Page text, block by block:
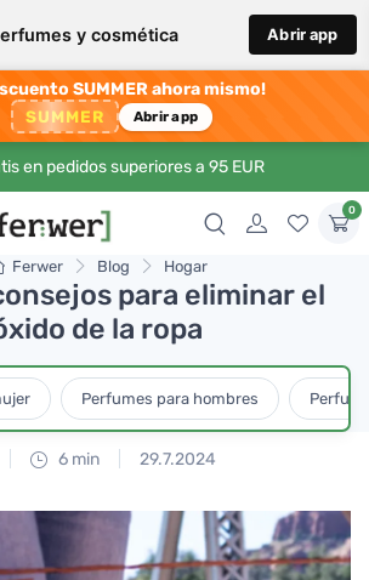
y cosmética Abrir app
SUMMER ahora mismo!
SUMMER Abrir app
en pedidos superiores a 95 EUR
0
Ferwer Blog Hogar
para eliminar el
de la ropa
Perfumes para hombres
6 min 29.7.2024